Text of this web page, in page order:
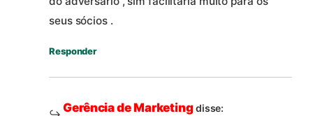
seus sócios .
Responder
Gerência de Marketingdisse: